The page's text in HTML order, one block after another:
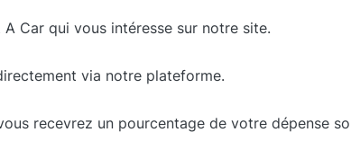
Car qui vous intéresse sur notre site.
via notre plateforme.
recevrez un pourcentage de votre dépense